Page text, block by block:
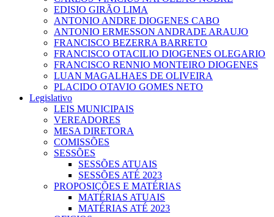
EDISIO GIRÃO LIMA
ANTONIO ANDRE DIOGENES CABO
ANTONIO ERMESSON ANDRADE ARAUJO
FRANCISCO BEZERRA BARRETO
FRANCISCO OTACILIO DIOGENES OLEGARIO
FRANCISCO RENNIO MONTEIRO DIOGENES
LUAN MAGALHAES DE OLIVEIRA
PLACIDO OTAVIO GOMES NETO
Legislativo
LEIS MUNICIPAIS
VEREADORES
MESA DIRETORA
COMISSÕES
SESSÕES
SESSÕES ATUAIS
SESSÕES ATÉ 2023
PROPOSIÇÕES E MATÉRIAS
MATÉRIAS ATUAIS
MATÉRIAS ATÉ 2023